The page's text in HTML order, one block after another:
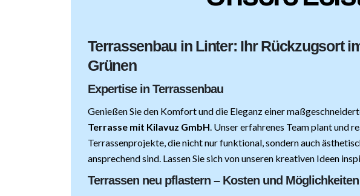
Terrassenbau in Linter: Ihr Rückzugsort
Grünen
Expertise in Terrassenbau
GenießenSie den Komfort und die Eleganz einer
Terrasse mit Kilavuz GmbH. Unser erfahrenes Team plant und
Terrassenprojekte, die nicht nur funktional, sondern auch
ansprechend sind. Lassen Sie sich von unseren kreativen Ideen
Terrassen neu pflastern – Kosten und Möglichkeiten